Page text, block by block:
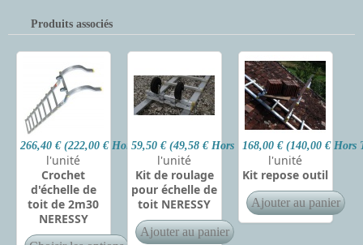
Produits associés
266,40 € (222,00 € Hors Taxes)
l'unité
Crochet
d'échelle de
toit de 2m30
NERESSY
59,50 € (49,58 € Hors Taxes)
l'unité
Kit de roulage
pour échelle de
toit NERESSY
168,00 € (140,00 € Hors
l'unité
Kit repose outil